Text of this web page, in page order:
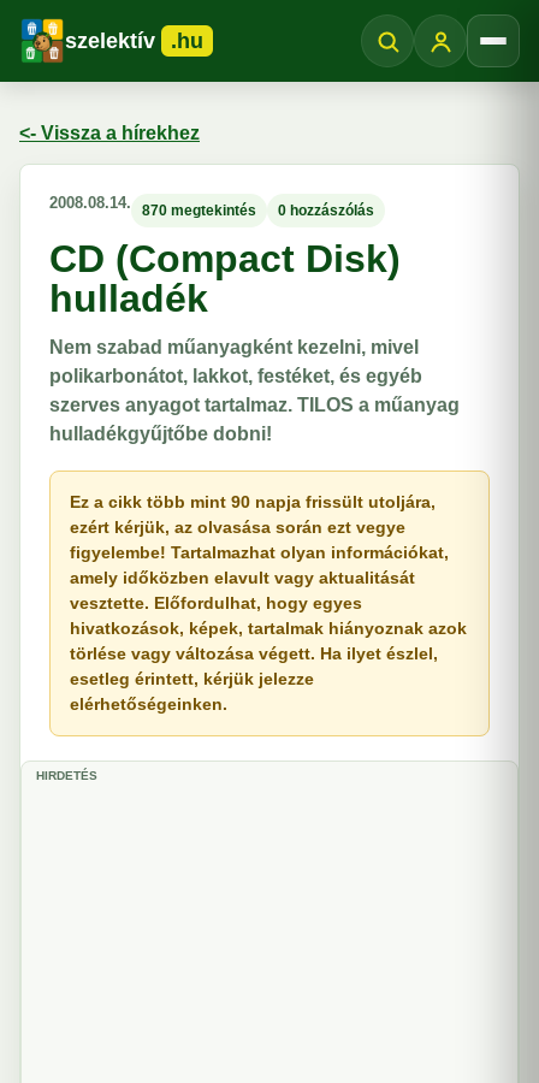
szelektív .hu
<- Vissza a hírekhez
2008.08.14. 870 megtekintés 0 hozzászólás
CD (Compact Disk)
hulladék
Nem szabad műanyagként kezelni, mivel
polikarbonátot, lakkot, festéket, és egyéb
szerves anyagot tartalmaz. TILOS a műanyag
hulladékgyűjtőbe dobni!
Ez a cikk több mint 90 napja frissült utoljára,
ezért kérjük, az olvasása során ezt vegye
figyelembe! Tartalmazhat olyan információkat,
amely időközben elavult vagy aktualitását
vesztette. Előfordulhat, hogy egyes
hivatkozások, képek, tartalmak hiányoznak azok
törlése vagy változása végett. Ha ilyet észlel,
esetleg érintett, kérjük jelezze
elérhetőségeinken.
HIRDETÉS